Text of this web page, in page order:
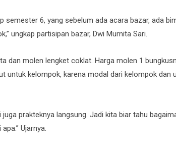
semester 6, yang sebelum ada acara bazar, ada
ungkap partisipan bazar, Dwi Murnita Sari.
molen lengket coklat. Harga molen 1
untuk kelompok, karena modal dari kelompok dan
prakteknya langsung. Jadi kita biar tahu
Ujarnya.